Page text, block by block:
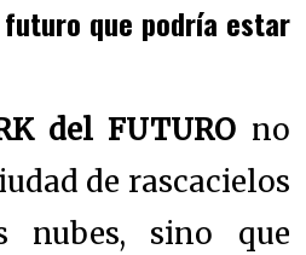
futuro que podría estar
del FUTURO no
de rascacielos
nubes, sino que